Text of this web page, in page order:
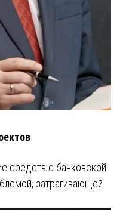
средств с банковской
затрагивающей